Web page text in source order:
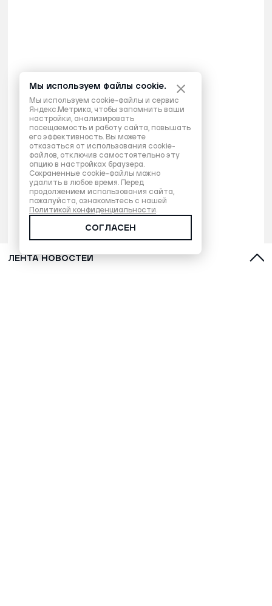
ЛЕНТА НОВОСТЕЙ
Мы используем файлы cookie.
Мы используем cookie-файлы и сервис
Яндекс.Метрика, чтобы запомнить ваши
настройки, анализировать
посещаемость и работу сайта, повышать
его эффективность. Вы можете
отказаться от использования cookie-
файлов, отключив самостоятельно эту
опцию в настройках браузера.
Сохраненные cookie-файлы можно
удалить в любое время. Перед
продолжением использования сайта,
пожалуйста, ознакомьтесь с нашей
Политикой конфиденциальности.
СОГЛАСЕН